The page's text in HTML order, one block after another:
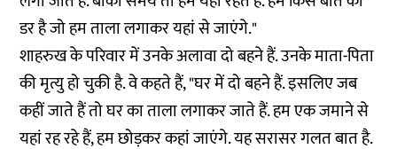
डर है जो हम ताला लगाकर यहां से जाएंगे."
शाहरुख के परिवार में उनके अलावा दो बहने हैं. उनके माता-पिता
की मृत्यु हो चुकी है. वे कहते हैं, "घर में दो बहने हैं. इसलिए जब
कहीं जाते हैं तो घर का ताला लगाकर जाते हैं. हम एक जमाने से
यहां रह रहे हैं, हम छोड़कर कहां जाएंगे. यह सरासर गलत बात है.